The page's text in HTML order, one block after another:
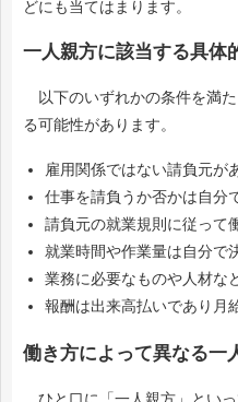
どにも当てはまります。
一人親方に該当する具体
以下のいずれかの条件を満
る可能性があります。
雇用関係ではない請負元が
仕事を請負うか否かは自分
請負元の就業規則に従って
就業時間や作業量は自分で
業務に必要なものや人材な
報酬は出来高払いであり月
働き方によって異なる一